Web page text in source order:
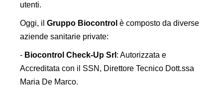
utenti.
Oggi, il Gruppo Biocontrol è composto da diverse
aziende sanitarie private:
- Biocontrol Check-Up Srl : Autorizzata e
Accreditata con il SSN, Direttore Tecnico Dott.ssa
Maria De Marco.